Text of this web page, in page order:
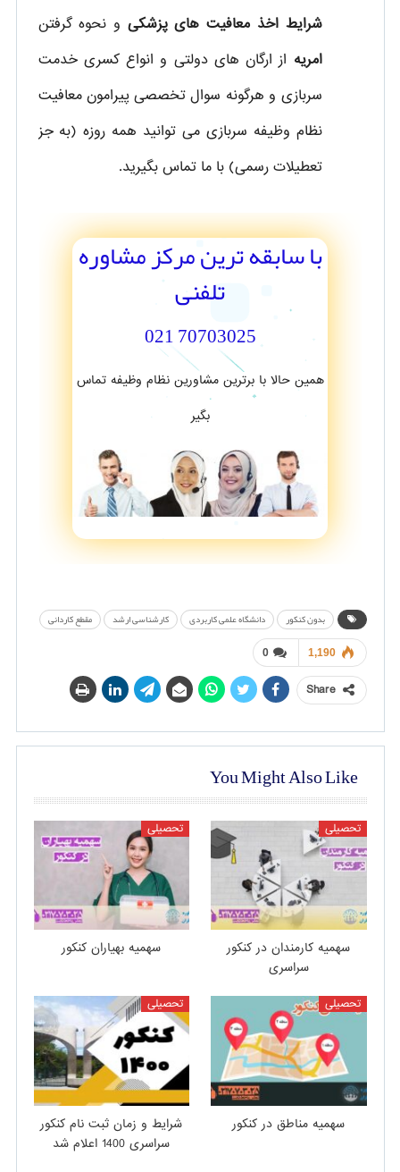
شرایط اخذ معافیت های پزشکی و نحوه گرفتن
امریه از ارگان های دولتی و انواع کسری خدمت
سربازی و هرگونه سوال تخصصی پیرامون معافیت
نظام وظیفه سربازی می توانید همه روزه (به جز
تعطیلات رسمی) با ما تماس بگیرید.
با سابقه ترین مرکز مشاوره
تلفنی
70703025 021
همین حالا با برترین مشاورین نظام وظیفه تماس
بگیر
بدون کنکور دانشگاه علمی کاربردی کارشناسی ارشد مقطع کاردانی
0 1,190
Share
You Might Also Like
تحصیلی
سهمیه کارمندان در کنکور
سراسری
تحصیلی
سهمیه بهیاران کنکور
تحصیلی
سهمیه مناطق در کنکور
تحصیلی
شرایط و زمان ثبت نام کنکور
سراسری 1400 اعلام شد